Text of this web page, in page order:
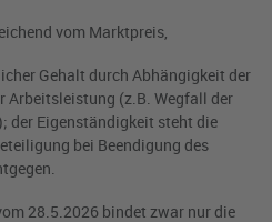
vom Marktpreis,
Gehalt durch Abhängigkeit der
Arbeitsleistung (z.B. Wegfall der
der Eigenständigkeit steht die
bei Beendigung des
28.5.2026 bindet zwar nur die